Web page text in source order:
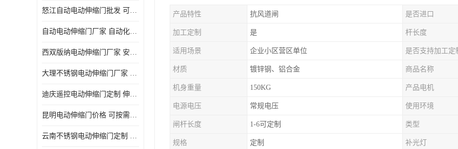
怒江自动电动伸缩门批发 可按需定制
自动电动伸缩门厂家 自动化操作
西双版纳电动伸缩门厂家 安全性高
大理不锈钢电动伸缩门厂家 适合狭窄通道
迪庆遥控电动伸缩门定制 伸缩结构设计
昆明电动伸缩门价格 可按需定制
云南不锈钢电动伸缩门定制 自动化操作
产品特性 抗风道闸 是否进口
加工定制 是 杆长度
适用场景 企业小区营区单位 是否支持加工定
材质 镀锌钢、铝合金 商品名称
机身重量 150KG 产品电机
电源电压 常规电压 使用环境
闸杆长度 1-6可定制 类型
规格 定制 补光灯